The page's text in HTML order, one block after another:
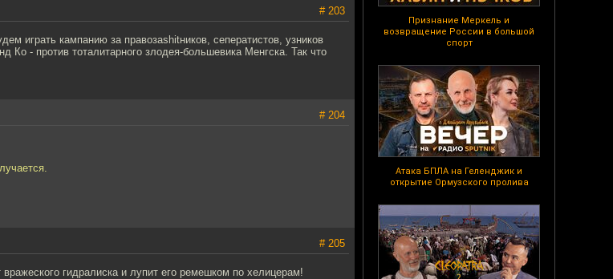
Признание Меркель и
возвращение России в большой
спорт
Атака БПЛА на Геленджик и
открытие Ормузского пролива
# 203
играть кампанию за правозаshitников, сеператистов, узников
Ко - против тоталитарного злодея-большевика Менгска. Так что
# 204
# 205
гидралиска и лупит его ремешком по хелицерам!